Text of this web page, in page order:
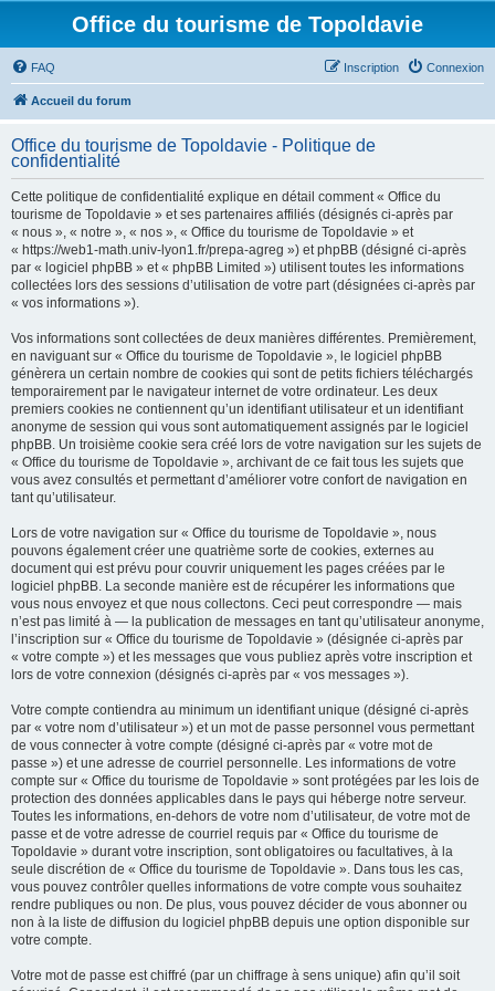
Office du tourisme de Topoldavie
FAQ Connexion
Inscription
Accueil du forum
Office du tourisme de Topoldavie - Politique de
confidentialité
Cette politique de confidentialité explique en détail comment « Office du
tourisme de Topoldavie » et ses partenaires affiliés (désignés ci-après par
« nous », « notre », « nos », « Office du tourisme de Topoldavie » et
« https://web1-math.univ-lyon1.fr/prepa-agreg ») et phpBB (désigné ci-après
par « logiciel phpBB » et « phpBB Limited ») utilisent toutes les informations
collectées lors des sessions d’utilisation de votre part (désignées ci-après par
« vos informations »).
Vos informations sont collectées de deux manières différentes. Premièrement,
en naviguant sur « Office du tourisme de Topoldavie », le logiciel phpBB
génèrera un certain nombre de cookies qui sont de petits fichiers téléchargés
temporairement par le navigateur internet de votre ordinateur. Les deux
premiers cookies ne contiennent qu’un identifiant utilisateur et un identifiant
anonyme de session qui vous sont automatiquement assignés par le logiciel
phpBB. Un troisième cookie sera créé lors de votre navigation sur les sujets de
« Office du tourisme de Topoldavie », archivant de ce fait tous les sujets que
vous avez consultés et permettant d’améliorer votre confort de navigation en
tant qu’utilisateur.
Lors de votre navigation sur « Office du tourisme de Topoldavie », nous
pouvons également créer une quatrième sorte de cookies, externes au
document qui est prévu pour couvrir uniquement les pages créées par le
logiciel phpBB. La seconde manière est de récupérer les informations que
vous nous envoyez et que nous collectons. Ceci peut correspondre — mais
n’est pas limité à — la publication de messages en tant qu’utilisateur anonyme,
l’inscription sur « Office du tourisme de Topoldavie » (désignée ci-après par
« votre compte ») et les messages que vous publiez après votre inscription et
lors de votre connexion (désignés ci-après par « vos messages »).
Votre compte contiendra au minimum un identifiant unique (désigné ci-après
par « votre nom d’utilisateur ») et un mot de passe personnel vous permettant
de vous connecter à votre compte (désigné ci-après par « votre mot de
passe ») et une adresse de courriel personnelle. Les informations de votre
compte sur « Office du tourisme de Topoldavie » sont protégées par les lois de
protection des données applicables dans le pays qui héberge notre serveur.
Toutes les informations, en-dehors de votre nom d’utilisateur, de votre mot de
passe et de votre adresse de courriel requis par « Office du tourisme de
Topoldavie » durant votre inscription, sont obligatoires ou facultatives, à la
seule discrétion de « Office du tourisme de Topoldavie ». Dans tous les cas,
vous pouvez contrôler quelles informations de votre compte vous souhaitez
rendre publiques ou non. De plus, vous pouvez décider de vous abonner ou
non à la liste de diffusion du logiciel phpBB depuis une option disponible sur
votre compte.
Votre mot de passe est chiffré (par un chiffrage à sens unique) afin qu’il soit